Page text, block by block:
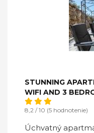
STUNNING
WIFI AND 3
8,2 / 10 (5 hodnotenie)
Úchvatný